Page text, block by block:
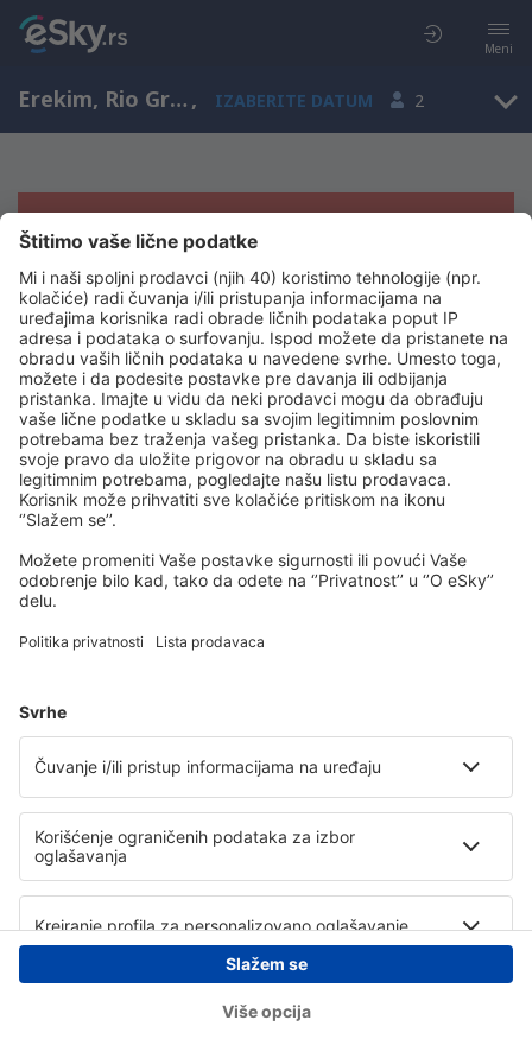
Meni
Erekim, Rio Grande do Sul, Brazil , IZABERITE DATUM 2
Žao nam je, ne možemo da prikažemo
rezultate
Pokušajte još jednom kad izaberete druge kriterijume
Copyright © eSky.rs. Sva prava zadržana.